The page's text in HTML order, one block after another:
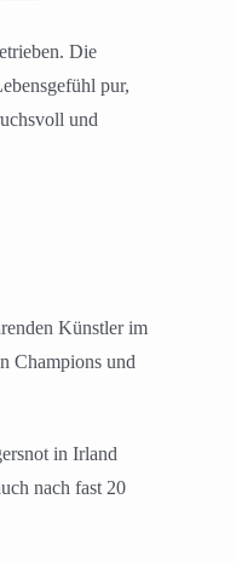
Die
pur,
und
Künstler im
Champions und
in Irland
nach fast 20